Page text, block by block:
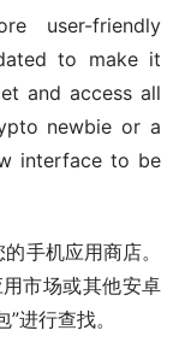
user-friendly
to make it
and access all
newbie or a
interface to be
手机应用商店。
市场或其他安卓
进行查找。